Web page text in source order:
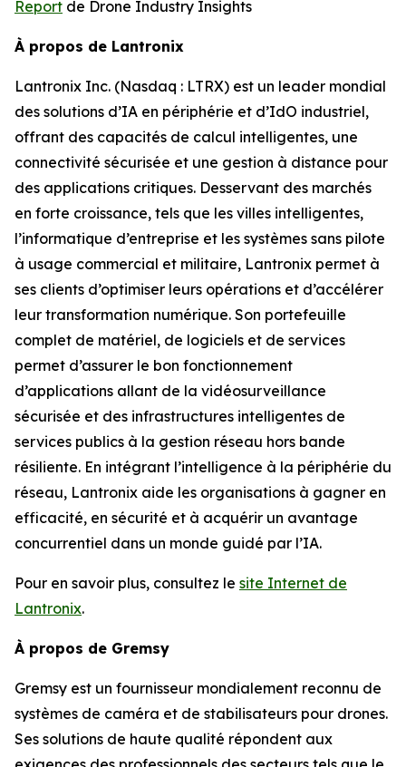
Report de Drone Industry Insights
À propos de Lantronix
Lantronix Inc. (Nasdaq : LTRX) est un leader mondial
des solutions d’IA en périphérie et d’IdO industriel,
offrant des capacités de calcul intelligentes, une
connectivité sécurisée et une gestion à distance pour
des applications critiques. Desservant des marchés
en forte croissance, tels que les villes intelligentes,
l’informatique d’entreprise et les systèmes sans pilote
à usage commercial et militaire, Lantronix permet à
ses clients d’optimiser leurs opérations et d’accélérer
leur transformation numérique. Son portefeuille
complet de matériel, de logiciels et de services
permet d’assurer le bon fonctionnement
d’applications allant de la vidéosurveillance
sécurisée et des infrastructures intelligentes de
services publics à la gestion réseau hors bande
résiliente. En intégrant l’intelligence à la périphérie du
réseau, Lantronix aide les organisations à gagner en
efficacité, en sécurité et à acquérir un avantage
concurrentiel dans un monde guidé par l’IA.
Pour en savoir plus, consultez le site Internet de
Lantronix.
À propos de Gremsy
Gremsy est un fournisseur mondialement reconnu de
systèmes de caméra et de stabilisateurs pour drones.
Ses solutions de haute qualité répondent aux